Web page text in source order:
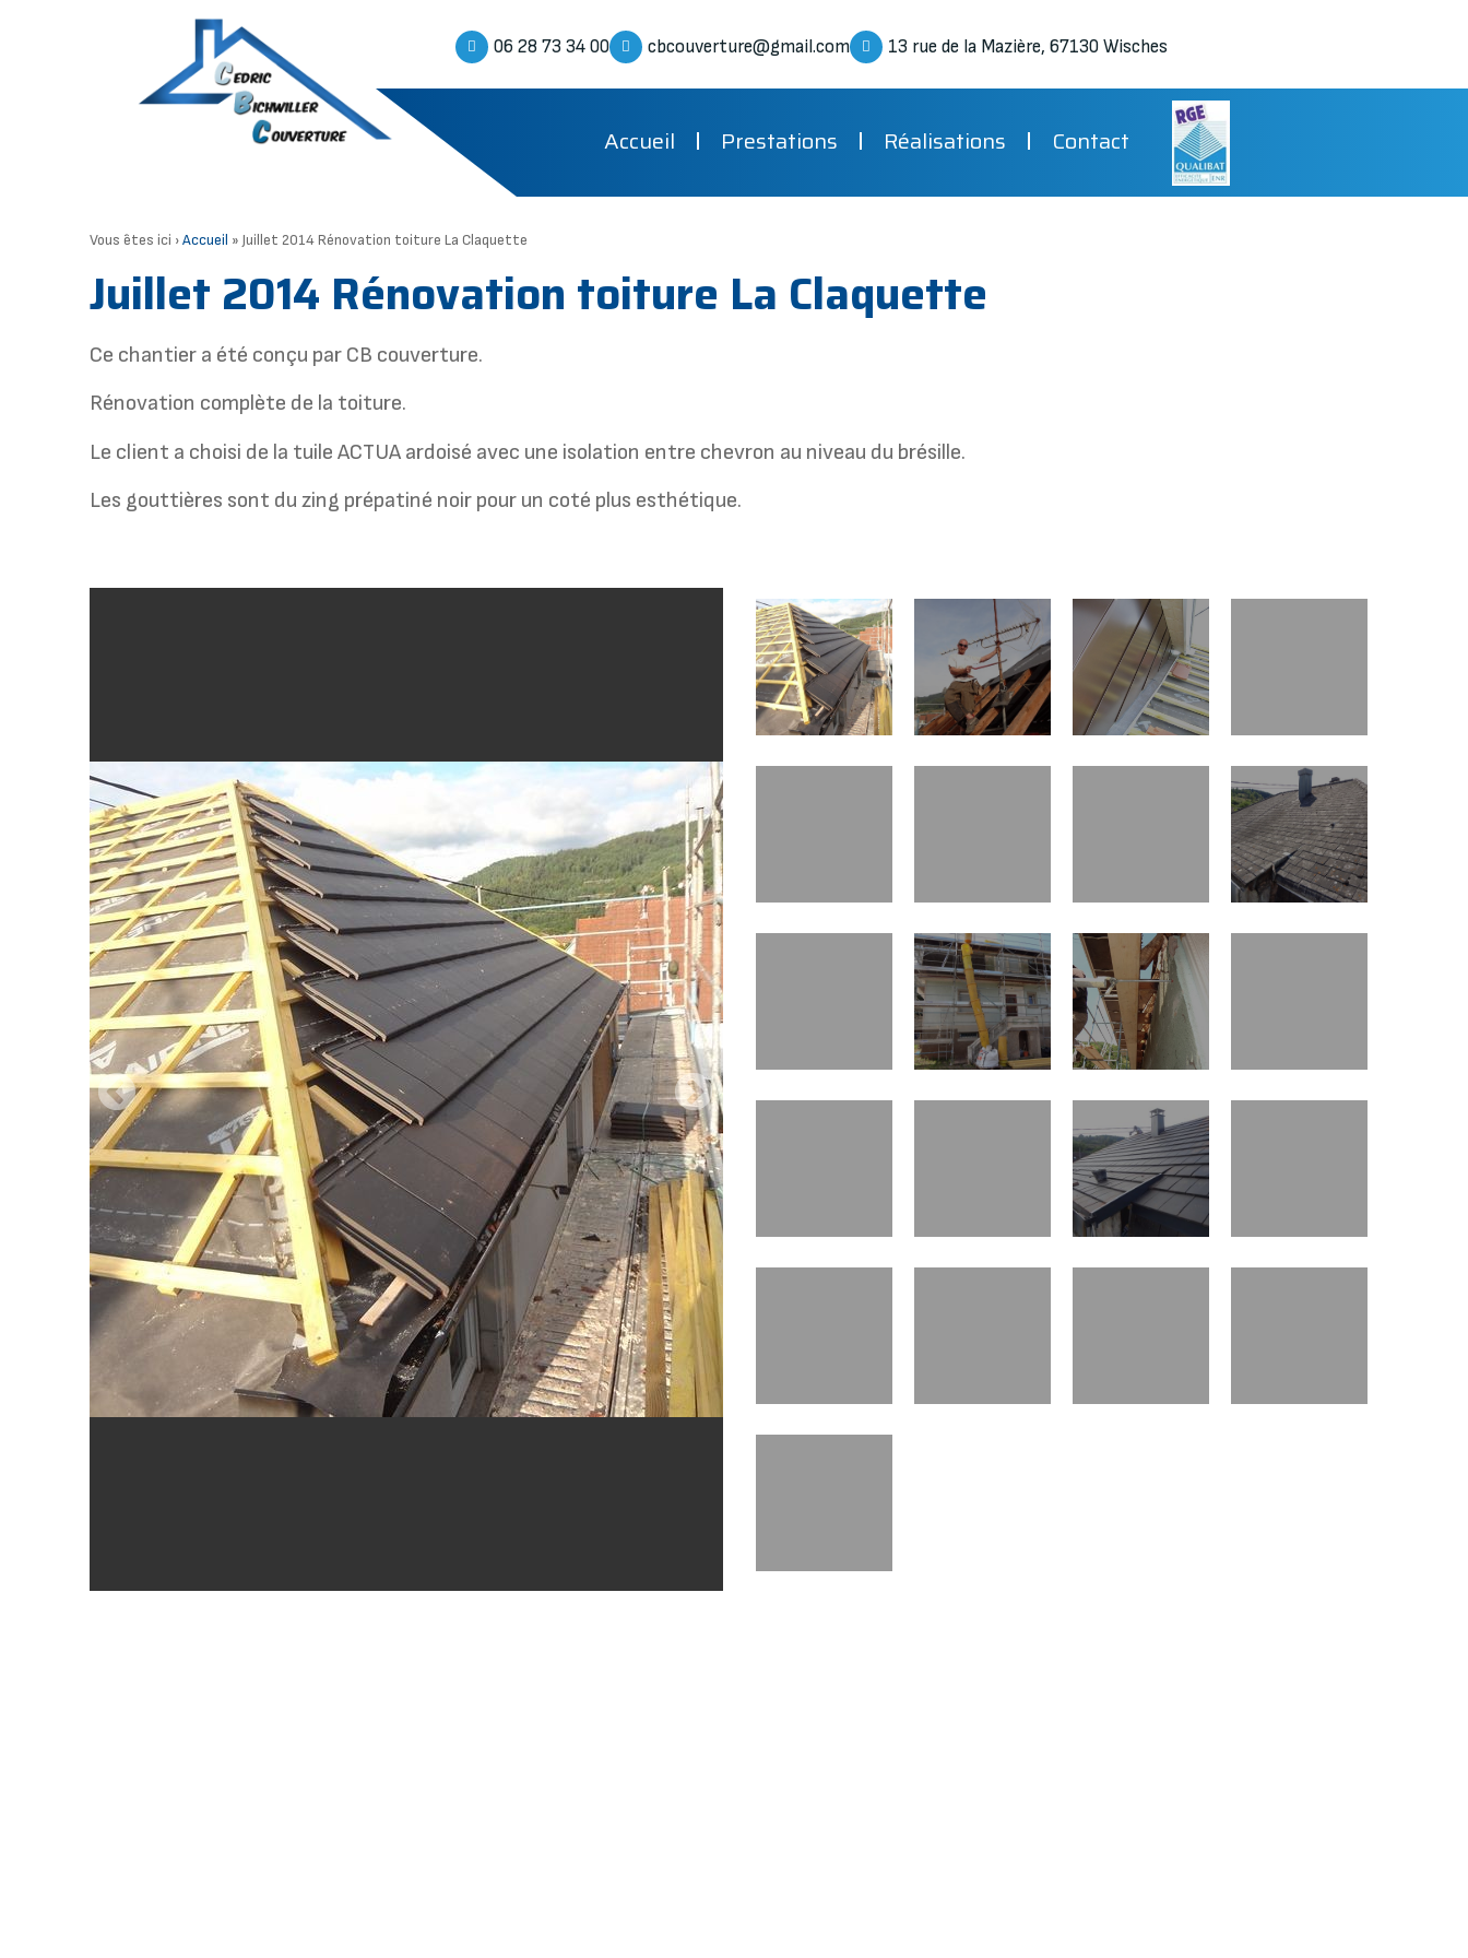
Accueil Prestations Réalisations Contact
06 28 73 34 00 cbcouverture@gmail.com 13 rue de la Mazière, 67130 Wisches
Vous êtes ici ›Accueil » Juillet 2014 Rénovation toiture La Claquette
Juillet 2014 Rénovation toiture La Claquette
Ce chantier a été conçu par CB couverture.
Rénovation complète de la toiture.
Le client a choisi de la tuile ACTUA ardoisé avec une isolation entre chevron au niveau du brésille.
Les gouttières sont du zing prépatiné noir pour un coté plus esthétique.